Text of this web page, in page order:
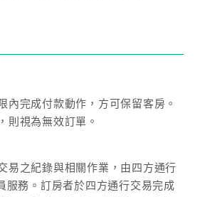
內完成付款動作，方可保留客房。
則視為無效訂單。
易之紀錄與相關作業，由四方通行
服務。訂房者於四方通行交易完成